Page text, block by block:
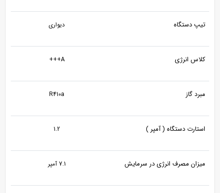
تیپ دستگاه دیواری
کلاس انرژی A+++
مبرد گاز R410a
استارت دستگاه ( آمپر ) 1.2
میزان مصرف انرژی در سرمایش 7.1 آمپر